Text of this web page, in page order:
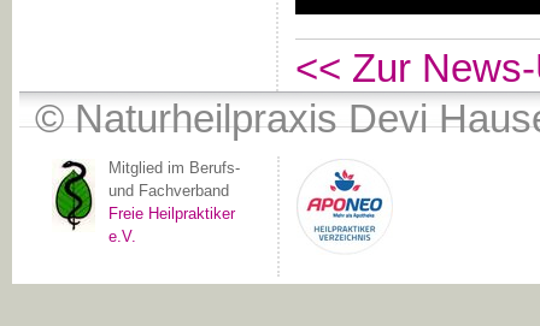
<< Zur
© Naturheilpraxis Devi
Mitglied im Berufs-
und Fachverband
Freie Heilpraktiker
e.V.